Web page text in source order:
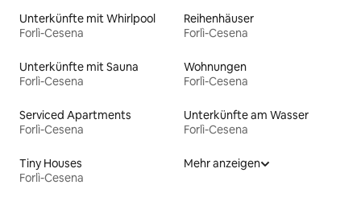
Unterkünfte mit Whirlpool
Forlì-Cesena
Reihenhäuser
Forlì-Cesena
Unterkünfte mit Sauna
Forlì-Cesena
Wohnungen
Forlì-Cesena
Serviced Apartments
Forlì-Cesena
Unterkünfte am Wasser
Forlì-Cesena
Tiny Houses
Forlì-Cesena
Mehr anzeigen